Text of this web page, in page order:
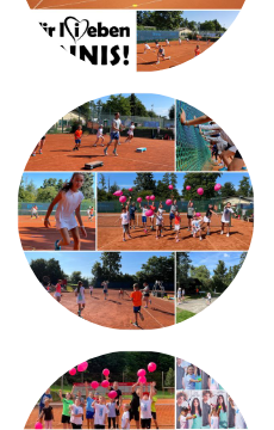
SERVICE